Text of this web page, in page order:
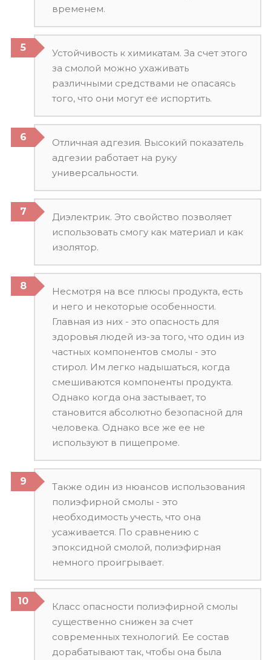
временем.
Устойчивость к химикатам. За счет этого
за смолой можно ухаживать
различными средствами не опасаясь
того, что они могут ее испортить.
Отличная адгезия. Высокий показатель
адгезии работает на руку
универсальности.
Диэлектрик. Это свойство позволяет
использовать смогу как материал и как
изолятор.
Несмотря на все плюсы продукта, есть
и него и некоторые особенности.
Главная из них - это опасность для
здоровья людей из-за того, что один из
частных компонентов смолы - это
стирол. Им легко надышаться, когда
смешиваются компоненты продукта.
Однако когда она застывает, то
становится абсолютно безопасной для
человека. Однако все же ее не
используют в пищепроме.
Также один из нюансов использования
полиэфирной смолы - это
необходимость учесть, что она
усаживается. По сравнению с
эпоксидной смолой, полиэфирная
немного проигрывает.
Класс опасности полиэфирной смолы
существенно снижен за счет
современных технологий. Ее состав
дорабатывают так, чтобы она была